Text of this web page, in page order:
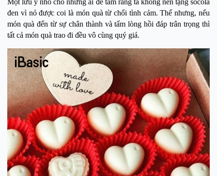
Một lưu ý nhỏ cho những ai để tâm rằng ta không nên tặng socola
đen vì nó được coi là món quà từ chối tình cảm. Thế nhưng, nếu
món quà đến từ sự chân thành và tấm lòng hồi đáp trân trọng thì
tất cả món quà trao đi đều vô cùng quý giá.